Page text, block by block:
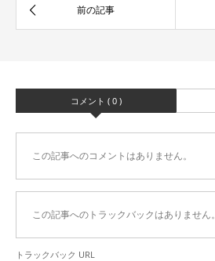
コメント ( 0 )
この記事へのコメントはありません。
この記事へのトラックバックはありません。
トラックバック URL